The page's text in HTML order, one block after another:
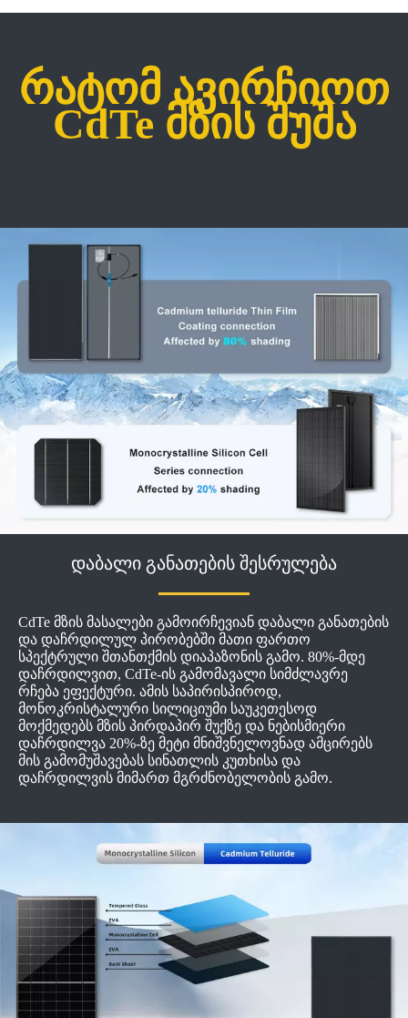
რატომ ავირჩიოთ
CdTe მზის შუშა
დაბალი განათების შესრულება
CdTe მზის მასალები გამოირჩევიან დაბალი განათების
და დაჩრდილულ პირობებში მათი ფართო
სპექტრული შთანთქმის დიაპაზონის გამო. 80%-მდე
დაჩრდილვით, CdTe-ის გამომავალი სიმძლავრე
რჩება ეფექტური. ამის საპირისპიროდ,
მონოკრისტალური სილიციუმი საუკეთესოდ
მოქმედებს მზის პირდაპირ შუქზე და ნებისმიერი
დაჩრდილვა 20%-ზე მეტი მნიშვნელოვნად ამცირებს
მის გამომუშავებას სინათლის კუთხისა და
დაჩრდილვის მიმართ მგრძნობელობის გამო.